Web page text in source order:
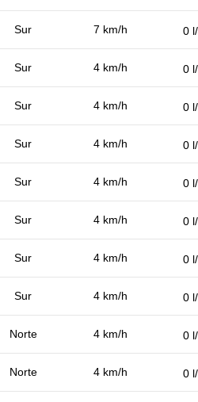
Sur 7 km/h 0
Sur 4 km/h 0
Sur 4 km/h 0
Sur 4 km/h 0
Sur 4 km/h 0
Sur 4 km/h 0
Sur 4 km/h 0
Sur 4 km/h 0
Norte 4 km/h 0
Norte 4 km/h 0